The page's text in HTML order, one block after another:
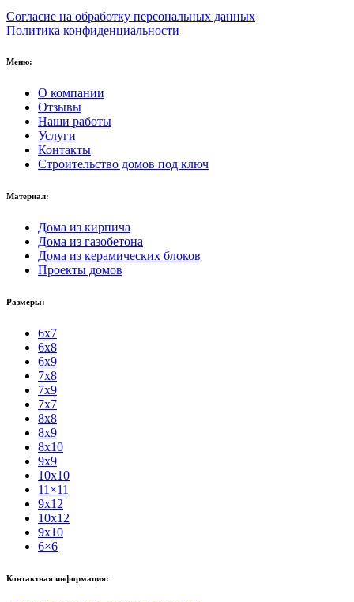
Согласие на обработку персональных данных
Политика конфиденциальности
Меню:
О компании
Отзывы
Наши работы
Услуги
Контакты
Строительство домов под ключ
Материал:
Дома из кирпича
Дома из газобетона
Дома из керамических блоков
Проекты домов
Размеры:
6x7
6x8
6x9
7x8
7x9
7x7
8x8
8x9
8x10
9x9
10x10
11×11
9x12
10x12
9x10
6×6
Контактная информация: